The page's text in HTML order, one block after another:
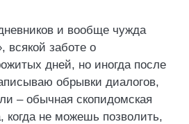
и вообще чужда
всякой заботе о
дней, но иногда после
обрывки диалогов,
– обычная скопидомская
когда не можешь позволить,